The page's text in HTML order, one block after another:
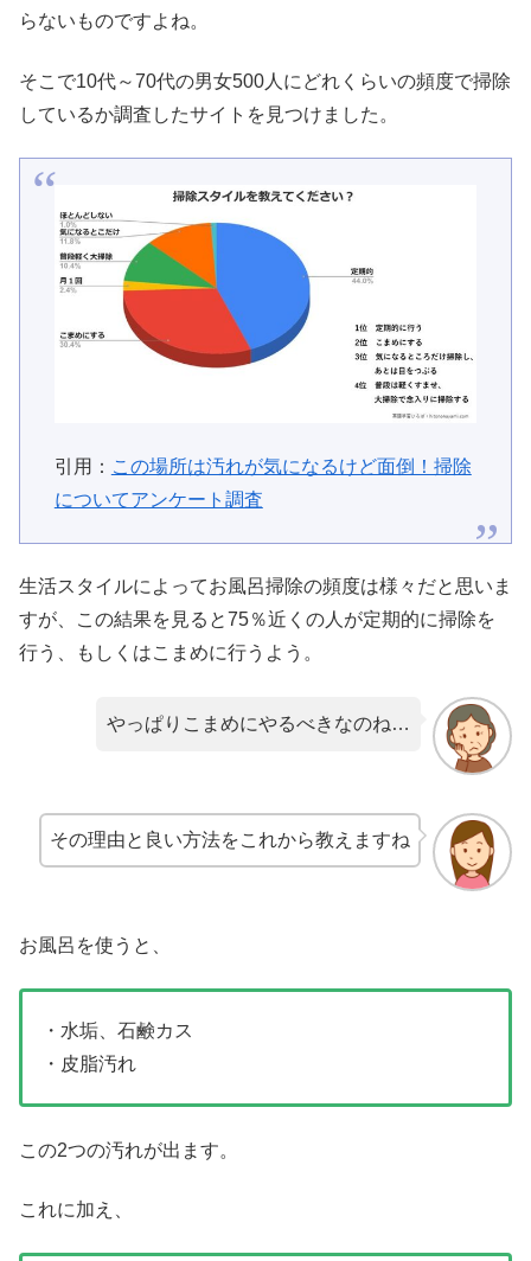
らないものですよね。
そこで10代～70代の男女500人にどれくらいの頻度で掃除
しているか調査したサイトを見つけました。
引用： この場所は汚れが気になるけど面倒！掃除
についてアンケート調査
生活スタイルによってお風呂掃除の頻度は様々だと思いま
すが、この結果を見ると75％近くの人が定期的に掃除を
行う、もしくはこまめに行うよう。
やっぱりこまめにやるべきなのね…
その理由と良い方法をこれから教えますね
お風呂を使うと、
・水垢、石鹸カス
・皮脂汚れ
この2つの汚れが出ます。
これに加え、